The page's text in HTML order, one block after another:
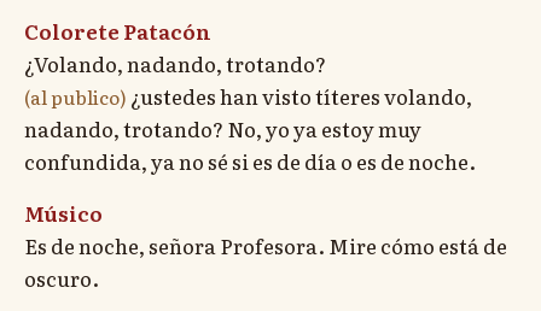
Colorete Patacón
¿Volando, nadando, trotando?
(al publico) ¿ustedes han visto títeres volando,
nadando, trotando? No, yo ya estoy muy
confundida, ya no sé si es de día o es de noche.
Músico
Es de noche, señora Profesora. Mire cómo está de
oscuro.